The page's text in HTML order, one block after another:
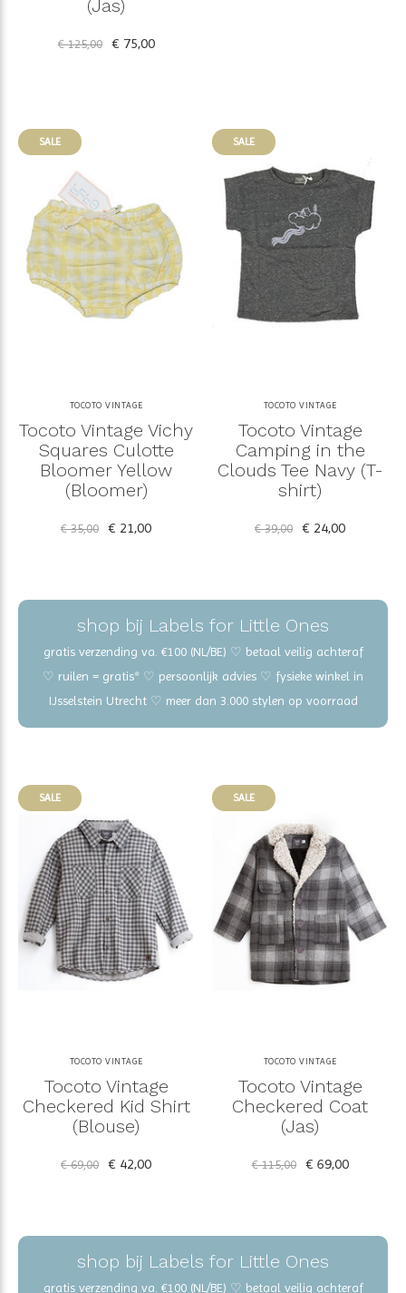
(Jas)
€ 125,00 € 75,00
SALE
TOCOTO VINTAGE
Tocoto Vintage Vichy
Squares Culotte
Bloomer Yellow
(Bloomer)
€ 35,00 € 21,00
SALE
TOCOTO VINTAGE
Tocoto Vintage
Camping in the
Clouds Tee Navy (T-
shirt)
€ 39,00 € 24,00
shop bij Labels for Little Ones
gratis verzending va. €100 (NL/BE) ♡ betaal veilig achteraf
♡ ruilen = gratis* ♡ persoonlijk advies ♡ fysieke winkel in
IJsselstein Utrecht ♡ meer dan 3.000 stylen op voorraad
SALE
TOCOTO VINTAGE
Tocoto Vintage
Checkered Kid Shirt
(Blouse)
€ 69,00 € 42,00
SALE
TOCOTO VINTAGE
Tocoto Vintage
Checkered Coat
(Jas)
€ 115,00 € 69,00
shop bij Labels for Little Ones
gratis verzending va. €100 (NL/BE) ♡ betaal veilig achteraf